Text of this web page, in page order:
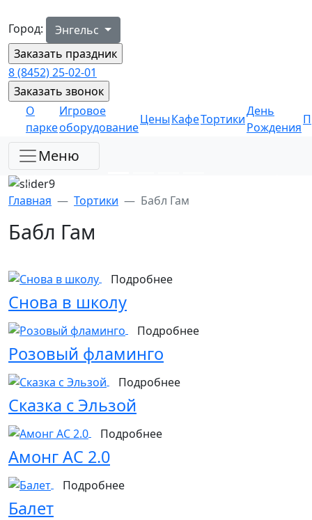
Город: Энгельс
8 (8452) 25-02-01
О
парке
Игровое
оборудование
ЦеныКафеТортики
День
Рождения
Меню
Главная Тортики Бабл Гам
Бабл Гам
Подробнее
Снова в школу
Подробнее
Розовый фламинго
Подробнее
Сказка с Эльзой
Подробнее
Амонг АС 2.0
Подробнее
Балет